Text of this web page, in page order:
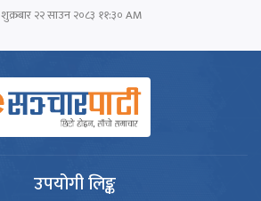
शुक्रबार​ २२ साउन २०८३ ११:३० AM
उपयोगी लिङ्क